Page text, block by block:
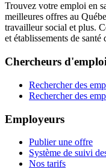
Trouvez votre emploi en
meilleures offres au
travailleur social et plus.
et établissements de santé
Chercheurs d'emploi
Rechercher des
Rechercher des
Employeurs
Publier une offre
Système de suivi
Nos tarifs